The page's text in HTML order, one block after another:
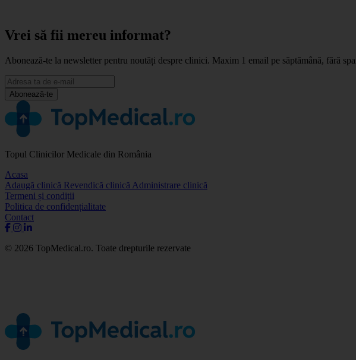
Vrei să fii mereu informat?
Abonează-te la newsletter pentru noutăți despre clinici. Maxim 1 email pe săptămână, fără
Abonează-te
Topul Clinicilor Medicale din România
Acasa
Adaugă clinică Revendică clinică Administrare clinică
Termeni și condiții
Politica de confidențialitate
Contact
© 2026 TopMedical.ro. Toate drepturile rezervate